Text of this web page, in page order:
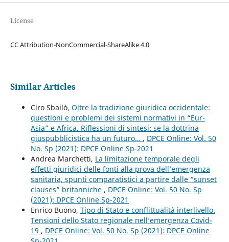
License
CC Attribution-NonCommercial-ShareAlike 4.0
Similar Articles
Ciro Sbailò, Oltre la tradizione giuridica occidentale:
questioni e problemi dei sistemi normativi in “Eur-
Asia” e Africa. Riflessioni di sintesi: se la dottrina
giuspubblicistica ha un futuro… , DPCE Online: Vol. 50
No. Sp (2021): DPCE Online Sp-2021
Andrea Marchetti, La limitazione temporale degli
effetti giuridici delle fonti alla prova dell’emergenza
sanitaria, spunti comparatistici a partire dalle “sunset
clauses” britanniche , DPCE Online: Vol. 50 No. Sp
(2021): DPCE Online Sp-2021
Enrico Buono, Tipo di Stato e conflittualità interlivello.
Tensioni dello Stato regionale nell’emergenza Covid-
19 , DPCE Online: Vol. 50 No. Sp (2021): DPCE Online